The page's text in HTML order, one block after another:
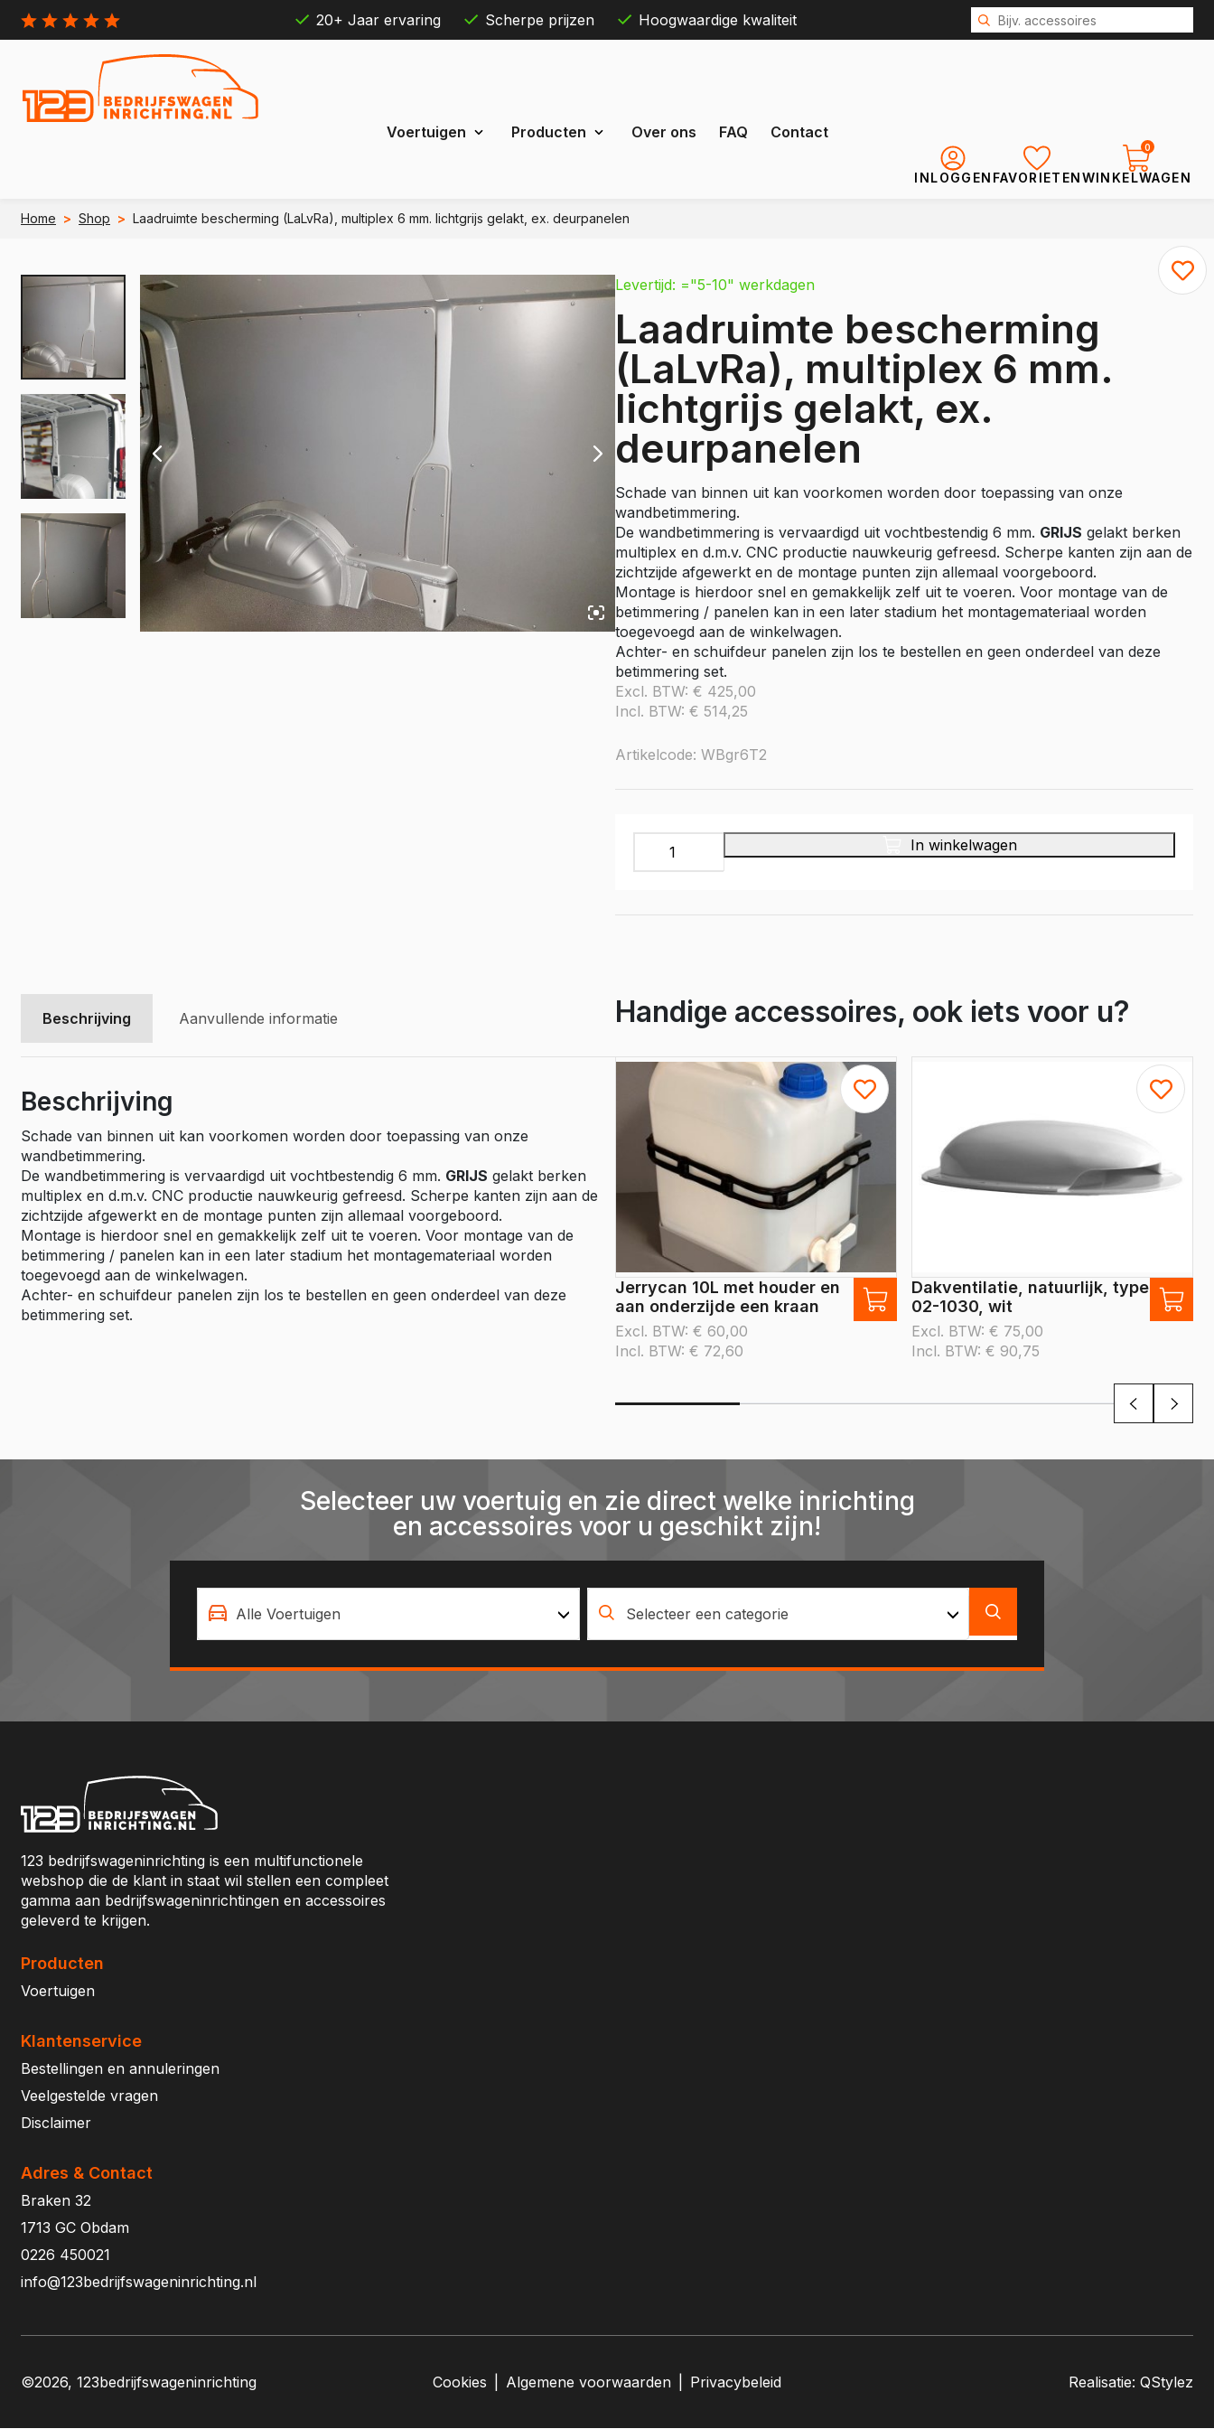
20+ Jaar ervaring Scherpe prijzen Hoogwaardige kwaliteit
Skip
Voertuigen Producten Over ons FAQ Contact
INLOGGEN FAVORIETEN
0
WINKELWAGEN
Home > Shop > Laadruimte bescherming (LaLvRa), multiplex 6 mm. lichtgrijs gelakt, ex. deurpanelen
e Berlingo
e Jumpy
Jumper
e Jumper
Fiat
Doblo
Scudo
e Scudo
e Doblo
Transit Custom
e Transit Custom
e Transit Bestel
eSuper Jolly
KIA
PV5 Cargo
MAN
eDeliver 7
eDeliver 9
Mercedes
Citan
e Citan
Vito
e Vito
Sprinter
e Sprinter RWD
Nissan
Townstar
Townstar Electric
Primastar
Interstar
Peugeot
e Partner
Expert
Boxer
e Boxer
Express
Trafic
Trafic E-Tech
ProAce
ProAce City
ProAce City Electric
ProAce Max
ProAce Max-e
Transporter T7
Levertijd: ="5-10" werkdagen
Laadruimte bescherming
(LaLvRa), multiplex 6 mm.
lichtgrijs gelakt, ex.
deurpanelen
Schade van binnen uit kan voorkomen worden door toepassing van onze
wandbetimmering.
De wandbetimmering is vervaardigd uit vochtbestendig 6 mm. GRIJS gelakt berken
multiplex en d.m.v. CNC productie nauwkeurig gefreesd. Scherpe kanten zijn aan de
zichtzijde afgewerkt en de montage punten zijn allemaal voorgeboord.
Montage is hierdoor snel en gemakkelijk zelf uit te voeren. Voor montage van de
betimmering / panelen kan in een later stadium het montagemateriaal worden
toegevoegd aan de winkelwagen.
Achter- en schuifdeur panelen zijn los te bestellen en geen onderdeel van deze
betimmering set.
Excl. BTW: € 425,00
Incl. BTW: € 514,25
Artikelcode: WBgr6T2
Laadruimte
bescherming
ex.
deurpanelen
In winkelwagen
Beschrijving Aanvullende informatie
Beschrijving
Schade van binnen uit kan voorkomen worden door toepassing van onze
wandbetimmering.
De wandbetimmering is vervaardigd uit vochtbestendig 6 mm. GRIJS gelakt berken
multiplex en d.m.v. CNC productie nauwkeurig gefreesd. Scherpe kanten zijn aan de
zichtzijde afgewerkt en de montage punten zijn allemaal voorgeboord.
Montage is hierdoor snel en gemakkelijk zelf uit te voeren. Voor montage van de
betimmering / panelen kan in een later stadium het montagemateriaal worden
toegevoegd aan de winkelwagen.
Achter- en schuifdeur panelen zijn los te bestellen en geen onderdeel van deze
betimmering set.
Handige accessoires, ook iets voor u?
Jerrycan 10L met houder en
aan onderzijde een kraan
Excl. BTW: € 60,00
Incl. BTW: € 72,60
Dakventilatie, natuurlijk, type
02-1030, wit
Excl. BTW: € 75,00
Incl. BTW: € 90,75
Selecteer uw voertuig en zie direct welke inrichting
en accessoires voor u geschikt zijn!
Alle Voertuigen Selecteer een categorie
123 bedrijfswageninrichting is een multifunctionele
webshop die de klant in staat wil stellen een compleet
gamma aan bedrijfswageninrichtingen en accessoires
geleverd te krijgen.
Producten
Voertuigen
Klantenservice
Bestellingen en annuleringen
Veelgestelde vragen
Disclaimer
Adres & Contact
Braken 32
1713 GC Obdam
0226 450021
info@123bedrijfswageninrichting.nl
©2026, 123bedrijfswageninrichting Cookies Algemene voorwaarden Privacybeleid Realisatie: QStylez